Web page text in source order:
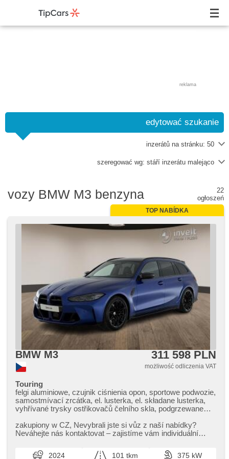
reklama
edytować szukanie
inzerátů na stránku: 50
szeregować wg: stáří inzerátu malejąco
vozy BMW M3 benzyna
22
ogłoszeń
TOP NABÍDKA
BMW M3 311 598 PLN
możliwość odliczenia VAT
Touring
felgi aluminiowe, czujnik ciśnienia opon, sportowe podwozie,
samostmívací zrcátka, el. lusterka, el. składane lusterka,
vyhřívané trysky ostřikovačů čelního skla, podgrzewane
regulacja foteli, wzdłużna regulacja siedzeń, fotele
regulowane, podgrzewane fotele, automatické přepínání
asystent pasa ruchu, nouzové brzdění (PEBS), ukazatel
zakupiony w CZ,​ Nevybrali jste si vůz z naší nabídky?
Neváhejte nás kontaktovat – zajistíme vám individuální
2024 101 tkm
375 kW